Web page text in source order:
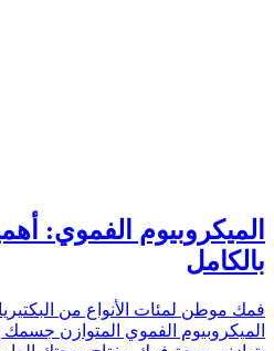
الميكروبيوم الفموي:
بالكامل
فمك موطن لمئات الأنواع من
الميكروبيوم الفموي المتوازن جسمك